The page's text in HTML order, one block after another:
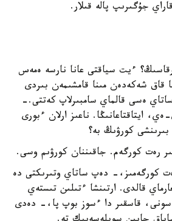
جۇگىرىپ پالە قىلار.
ءيت سياقتى عانا نارسە ەمەس
قاق شەكەدەن مىنا قامشىمەن بىردى
ەسى قالماي سامبىرلاپ كەتتى.-
ايتاقتاعانىڭا. ناعىز ارلان ءبورى
كورۋىڭ بە؟
رەت كورگەم. جاقىننان كورۋىم وسى.
كورگەمىز،- دەپ ساتاي وتىرىكتى دە
قالدى. ارتىنشا ءتىلىن تىستەي
قاسقىر دا ءسوز بوپ پا،- دەدى